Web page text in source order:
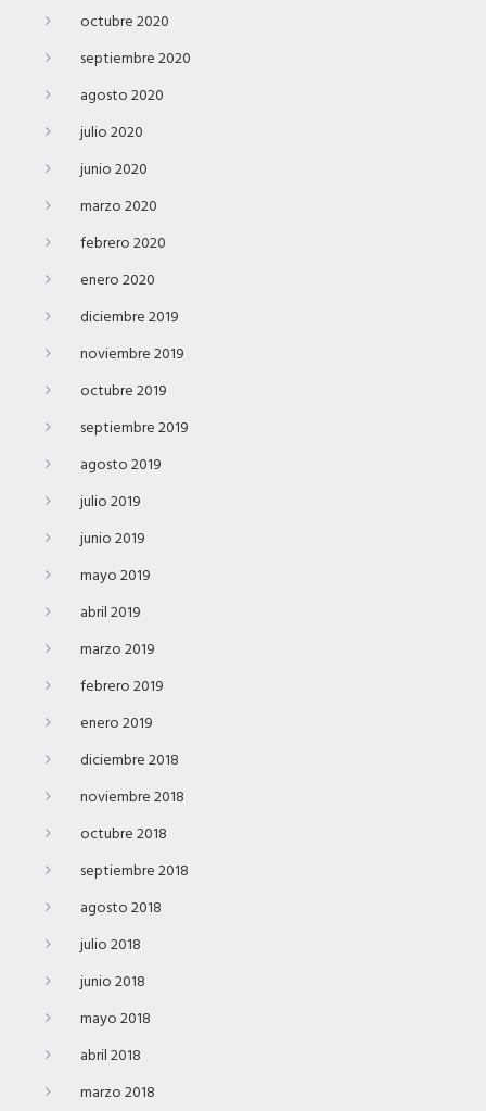
octubre 2020
septiembre 2020
agosto 2020
julio 2020
junio 2020
marzo 2020
febrero 2020
enero 2020
diciembre 2019
noviembre 2019
octubre 2019
septiembre 2019
agosto 2019
julio 2019
junio 2019
mayo 2019
abril 2019
marzo 2019
febrero 2019
enero 2019
diciembre 2018
noviembre 2018
octubre 2018
septiembre 2018
agosto 2018
julio 2018
junio 2018
mayo 2018
abril 2018
marzo 2018